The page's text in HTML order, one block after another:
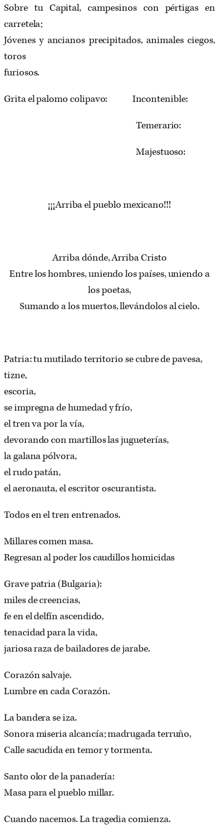
Sobre tu Capital, campesinos con pértigas en
carretela;
Jóvenes y ancianos precipitados, animales ciegos,
toros
furiosos.
Grita el palomo colipavo: Incontenible:
Temerario:
Majestuoso:
¡¡¡Arriba el pueblo mexicano!!!
Arriba dónde, Arriba Cristo
Entre los hombres, uniendo los países, uniendo a
los poetas,
Sumando a los muertos, llevándolos al cielo.
Patria: tu mutilado territorio se cubre de pavesa,
tizne,
escoria,
se impregna de humedad y frío,
el tren va por la vía,
devorando con martillos las jugueterías,
la galana pólvora,
el rudo patán,
el aeronauta, el escritor oscurantista.
Todos en el tren entrenados.
Millares comen masa.
Regresan al poder los caudillos homicidas
Grave patria (Bulgaria):
miles de creencias,
fe en el delfín ascendido,
tenacidad para la vida,
jariosa raza de bailadores de jarabe.
Corazón salvaje.
Lumbre en cada Corazón.
La bandera se iza.
Sonora miseria alcancía; madrugada terruño,
Calle sacudida en temor y tormenta.
Santo olor de la panadería:
Masa para el pueblo millar.
Cuando nacemos. La tragedia comienza.